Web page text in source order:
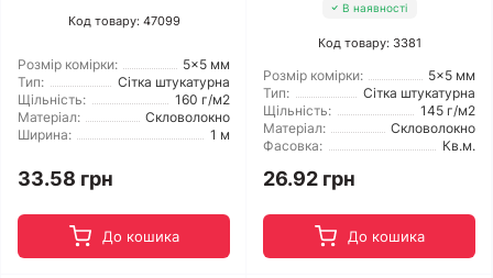
Код товару: 47099
Розмір комірки:
5x5 мм
Тип:
Сітка штукатурна
Щільність:
160 г/м2
Матеріал:
Скловолокно
Ширина:
1 м
33.58 грн
До кошика
В наявності
Код товару: 3381
Розмір комірки:
5x5 мм
Тип:
Сітка штукатурна
Щільність:
145 г/м2
Матеріал:
Скловолокно
Фасовка:
Кв.м.
26.92 грн
До кошика